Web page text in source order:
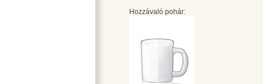
Hozzávaló pohár: